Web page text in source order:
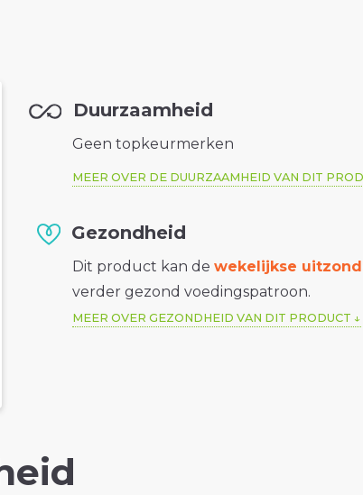
Duurzaamheid
Geen topkeurmerken
MEER OVER DE DUURZAAMHEID VAN DIT
Gezondheid
Dit product kan dewekelijkse
verder gezond voedingspatroon.
MEER OVER GEZONDHEID VAN DIT PRODUCT